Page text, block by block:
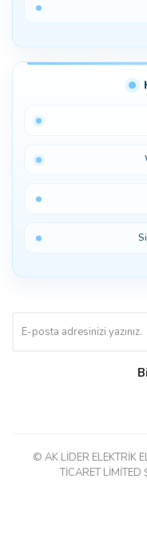
© AK LİDER ELEKTRİK
TİCARET LİMİTED